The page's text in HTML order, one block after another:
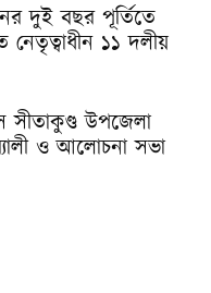
দুই বছর পূর্তিতে
নেতৃত্বাধীন ১১ দলীয়
সীতাকুণ্ড উপজেলা
ও আলোচনা সভা